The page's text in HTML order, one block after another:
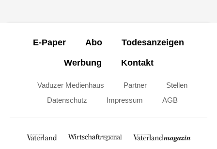
E-Paper Abo Todesanzeigen
Werbung Kontakt
Vaduzer Medienhaus Partner
Stellen
Datenschutz
Impressum AGB